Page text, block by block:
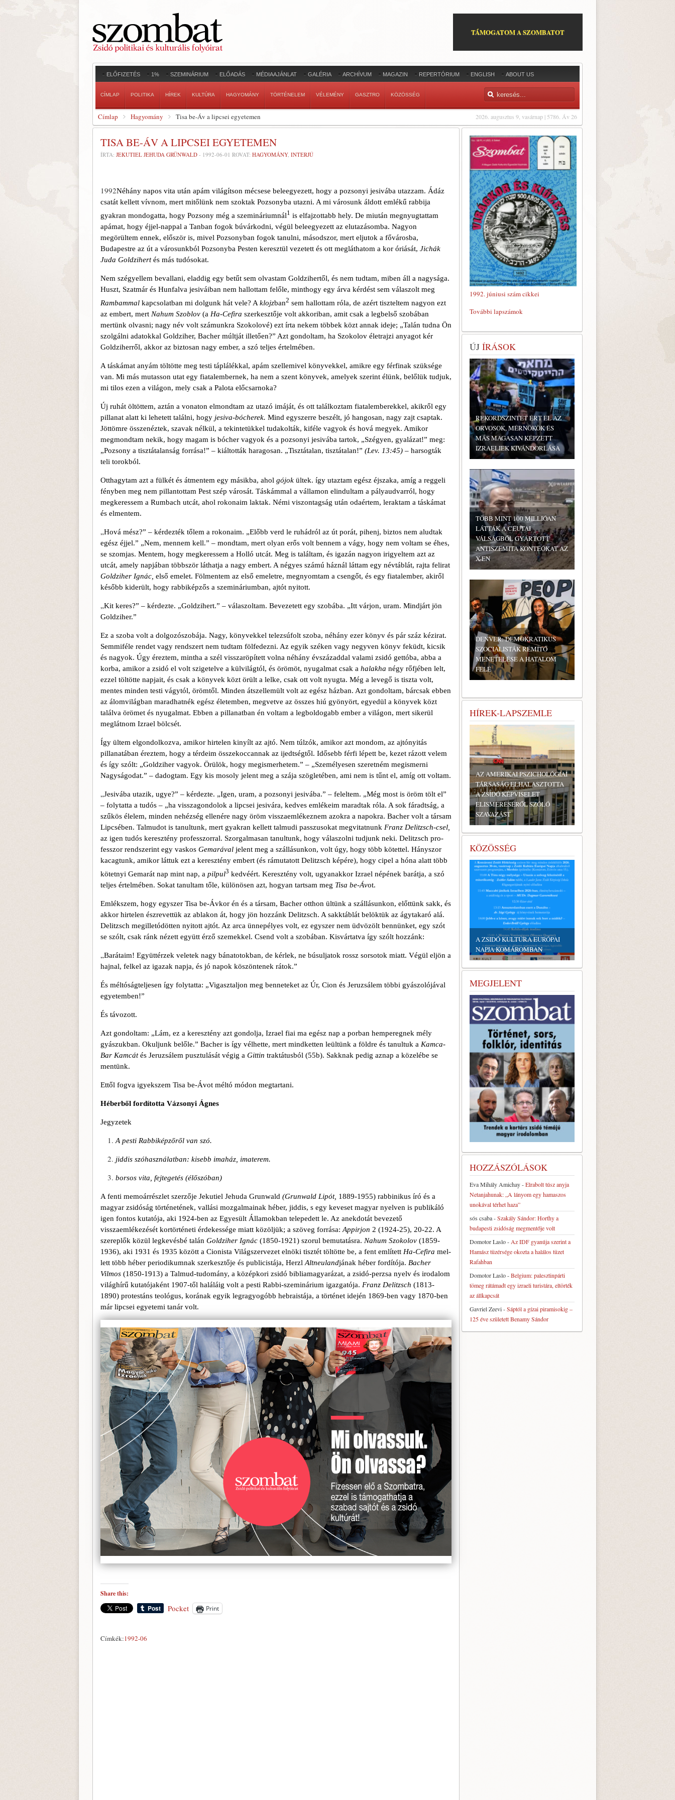
TÁMOGATOM A SZOMBATOT
ELŐFIZETÉS 1% SZEMINÁRIUM ELŐADÁS MÉDIAAJÁNLAT GALÉRIA ARCHÍVUM MAGAZIN REPERTÓRIUM ENGLISH ABOUT US
CÍMLAP POLITIKA HÍREK KULTÚRA HAGYOMÁNY TÖRTÉNELEM VÉLEMÉNY GASZTRO KÖZÖSSÉG
2026. augusztus 9, vasárnap | 5786. Áv 26
Címlap Hagyomány Tisa be-Áv a lipcsei egyetemen
TISA BE-ÁV A LIPCSEI EGYETEMEN
ÍRTA: JEKUTIEL JEHUDA GRÜNWALD - 1992-06-01 ROVAT: HAGYOMÁNY, INTERJÚ
1992Néhány napos vita után apám világítson mécsese belee­gyezett, hogy a pozsonyi jesivába utazzam. Ádáz
csatát kellett vívnom, mert mitőlünk nem szoktak Pozsonyba utazni. A mi városunk áldott emlékű rabbija
gyakran mondogatta, hogy Pozsony még a szemináriumnál1 is elfajzottabb hely. De miu­tán megnyugtattam
apámat, hogy éjjel-nappal a Tanban fogok búvárkodni, végül beleegyezett az elutazásomba. Nagyon
megörültem ennek, először is, mivel Pozsonyban fogok tanul­ni, másodszor, mert eljutok a fővárosba,
Budapestre az út a városunkból Pozsonyba Pesten keresztül vezetett és ott meg­láthatom a kor óriását, Jichák
Juda Goldzihertés más tudósokat.
Nem szégyellem bevallani, eladdig egy betűt sem olvas­tam Goldzihertől, és nem tudtam, miben áll a nagysága.
Huszt, Szatmár és Hunfalva jesiváiban nem hallottam felőle, minthogy egy árva kérdést sem válaszolt meg
Rambammal kapcsolatban mi dolgunk hát vele? A klojzban2 sem hallottam róla, de azért tiszteltem nagyon ezt
az embert, mert Nahum Szoblov (a Ha-Cefira szerkesztője volt akkoriban, amit csak a legbelső szobában
mertünk olvasni; nagy név volt számunkra Szokolové) ezt írta nekem többek közt annak ideje; „Talán tudna Ön
szolgálni adatokkal Goldziher, Bacher múltját illető­en?” Azt gondoltam, ha Szokolov életrajzi anyagot kér
Goldziherről, akkor az biztosan nagy ember, a szó teljes értelmében.
A táskámat anyám töltötte meg testi táplálékkal, apám szellemivel könyvekkel, amikre egy férfinak szüksége
van. Mi más mutasson utat egy fiatalembernek, ha nem a szent könyvek, amelyek szerint élünk, belőlük tudjuk,
mi tilos ezen a világon, mely csak a Palota előcsarnoka?
Új ruhát öltöttem, aztán a vonaton elmondtam az utazó imáját, és ott találkoztam fiatalemberekkel, akikről egy
pilla­nat alatt ki lehetett találni, hogy jesiva-bócherek. Mind egy­szerre beszélt, jó hangosan, nagy zajt csaptak.
Jöttömre összenéztek, szavak nélkül, a tekintetükkel tudakolták, kifé­le vagyok és hová megyek. Amikor
megmondtam nekik, hogy magam is bócher vagyok és a pozsonyi jesivába tartok, „Szégyen, gyalázat!” meg:
„Pozsony a tisztátalanság forrá­sa!” – kiáltották haragosan. „Tisztátalan, tisztátalan!” (Lev. 13:45) – harsogták
teli torokból.
Otthagytam azt a fülkét és átmentem egy másikba, ahol gójok ültek. így utaztam egész éjszaka, amíg a reggeli
fényben meg nem pillantottam Pest szép városát. Táskámmal a válla­mon elindultam a pályaudvarról, hogy
megkeressem a Rum­bach utcát, ahol rokonaim laktak. Némi viszontagság után odaértem, leraktam a táskámat
és elmentem.
„Hová mész?” – kérdezték tőlem a rokonaim. „Előbb verd le ruhádról az út porát, pihenj, biztos nem aludtak
egész éjjel.” „Nem, mennem kell.” – mondtam, mert olyan erős volt ben­nem a vágy, hogy nem voltam se éhes,
se szomjas. Mentem, hogy megkeressem a Holló utcát. Meg is találtam, és igazán nagyon irigyeltem azt az
utcát, amely napjában többször lát­hatja a nagy embert. A négyes számú háznál láttam egy név­táblát, rajta felirat
Goldziher Ignác, első emelet. Fölmentem az első emeletre, megnyomtam a csengőt, és egy fiatalember, akiről
később kiderült, hogy rabbiképzős a szemináriumban, ajtót nyitott.
„Kit keres?” – kérdezte. „Goldzihert.” – válaszoltam. Beve­zetett egy szobába. „Itt várjon, uram. Mindjárt jön
Goldziher.”
Ez a szoba volt a dolgozószobája. Nagy, könyvekkel tele­zsúfolt szoba, néhány ezer könyv és pár száz kézirat.
Semmi­féle rendet vagy rendszert nem tudtam fölfedezni. Az egyik széken vagy negyven könyv feküdt, kicsik
és nagyok. Úgy éreztem, mintha a szél visszaröpített volna néhány évszázad­dal valami zsidó gettóba, abba a
korba, amikor a zsidó el volt szigetelve a külvilágtól, és örömöt, nyugalmat csak a halakha négy rőfjében lelt,
ezzel töltötte napjait, és csak a könyvek közt örült a lelke, csak ott volt nyugta. Még a levegő is tiszta volt,
mentes minden testi vágytól, örömtől. Minden átszellemült volt az egész házban. Azt gondoltam, bárcsak ebben
az álom­világban maradhatnék egész életemben, megvetve az összes hiú gyönyört, egyedül a könyvek közt
találva örömet és nyu­galmat. Ebben a pillanatban én voltam a legboldogabb ember a világon, mert sikerül
meglátnom Izrael bölcsét.
Így ültem elgondolkozva, amikor hirtelen kinyílt az ajtó. Nem túlzók, amikor azt mondom, az ajtónyitás
pillanatában éreztem, hogy a térdeim összekoccannak az ijedtségtől. Idő­sebb férfi lépett be, kezet rázott velem
és így szólt: „Goldziher vagyok. Örülök, hogy megismerhetem.” – „Személyesen szeretném megismerni
Nagyságodat.” – dadogtam. Egy kis mo­soly jelent meg a szája szögletében, ami nem is tűnt el, amíg ott voltam.
„Jesivába utazik, ugye?” – kérdezte. „Igen, uram, a pozso­nyi jesivába.” – feleltem. „Még most is öröm tölt el”
– folytatta a tudós – „ha visszagondolok a lipcsei jesivára, kedves emlé­keim maradtak róla. A sok fáradtság, a
szűkös élelem, minden nehézség ellenére nagy öröm visszaemlékeznem azokra a napokra. Bacher volt a társam
Lipcsében. Talmudot is tanultunk, mert gyakran kellett talmudi passzusokat megvitatnunk Franz Delitzsch-csel,
az igen tudós keresztény professzorral. Szorgal­masan tanultunk, hogy válaszolni tudjunk neki. Delitzsch pro­
fesszor rendszerint egy vaskos Gemarával jelent meg a szállá­sunkon, volt úgy, hogy több kötettel. Hányszor
kacagtunk, amikor láttuk ezt a keresztény embert (és rámutatott Delitzsch képére), hogy cipel a hóna alatt több
kötetnyi Gemarát nap mint nap, a pilpul3 kedvéért. Keresztény volt, ugyanakkor Izra­el népének barátja, a szó
teljes értelmében. Sokat tanultam tőle, különösen azt, hogyan tartsam meg Tisa be-Ávot.
Emlékszem, hogy egyszer Tisa be-Ávkor én és a társam, Bacher otthon ültünk a szállásunkon, előttünk sakk, és
akkor hirtelen észrevettük az ablakon át, hogy jön hozzánk De­litzsch. A sakktáblát belöktük az ágytakaró alá.
Delitzsch megilletódötten nyitott ajtót. Az arca ünnepélyes volt, ez egyszer nem üdvözölt bennünket, egy szót
se szólt, csak ránk nézett együtt érző szemekkel. Csend volt a szobában. Kisvártatva így szólt hozzánk:
„Barátaim! Együttérzek veletek nagy bánatotokban, de kérlek, ne búsuljatok rossz sorsotok miatt. Végül eljön a
hajnal, felkel az igazak napja, és jó napok köszöntenek rátok.”
És méltóságteljesen így folytatta: „Vigasztaljon meg benne­teket az Úr, Cion és Jeruzsálem többi gyászolójával
egyetem­ben!”
És távozott.
Azt gondoltam: „Lám, ez a keresztény azt gondolja, Izrael fiai ma egész nap a porban hemperegnek mély
gyászukban. Okuljunk belőle.” Bacher is így vélhette, mert mindketten leül­tünk a földre és tanultuk a Kamca-
Bar Kamcátés Jeruzsálem pusztulását végig a Gittin traktátusból (55b). Sakknak pedig aznap a közelébe se
mentünk.
Ettől fogva igyekszem Tisa be-Ávot méltó módon megtar­tani.
Héberből fordította Vázsonyi Ágnes
Jegyzetek
A pesti Rabbiképzőről van szó.
jiddis szóhasználatban: kisebb imaház, imaterem.
borsos vita, fejtegetés (élőszóban)
A fenti memoárrészlet szerzője Jekutiel Jehuda Grunwald (Grun­wald Lipót, 1889-1955) rabbinikus író és a
magyar zsidóság történetének, vallási mozgalmainak héber, jiddis, s egy keveset magyar nyelven is publikáló
igen fontos kutatója, aki 1924-ben az Egyesült Államokban te­lepedett le. Az anekdotát bevezető
visszaemlékezését kortörténeti érde­kessége miatt közöljük; a szöveg forrása: Appirjon 2 (1924-25), 20-22. A
szereplők közül legkevésbé talán Goldziher Ignác (1850-1921) szorul bemutatásra. Nahum Szokolov (1859-
1936), aki 1931 és 1935 között a Cionis­ta Világszervezet elnöki tisztét töltötte be, a fent említett Ha-Cefira mel­
lett több héber periodikumnak szerkesztője és publicistája, Herzl Altneulandjának héber fordítója. Bacher
Vilmos (1850-1913) a Talmud-tudomány, a középkori zsidó bibliamagyarázat, a zsidó-perzsa nyelv és iro­dalom
világhírű kutatójaként 1907-től haláláig volt a pesti Rabbi-szemi­nárium igazgatója. Franz Delitzsch (1813-
1890) protestáns teológus, korá­nak egyik legragyogóbb hebraistája, a történet idején 1869-ben vagy 1870-ben
már lipcsei egyetemi tanár volt.
Share this:
Pocket Print
Címkék:1992-06
1992. júniusi szám cikkei
További lapszámok
ÚJ ÍRÁSOK
REKORDSZINTET ÉRT EL AZ
ORVOSOK, MÉRNÖKÖK ÉS
MÁS MAGASAN KÉPZETT
IZRAELIEK KIVÁNDORLÁSA
TÖBB MINT 100 MILLIÓAN
LÁTTÁK A CEUTAI
VÁLSÁGBÓL GYÁRTOTT
ANTISZEMITA KONTEÓKAT AZ
X-EN
DENVER: DEMOKRATIKUS
SZOCIALISTÁK RÉMÍTŐ
MENETELÉSE A HATALOM
FELÉ
HÍREK-LAPSZEMLE
AZ AMERIKAI PSZICHOLÓGIAI
TÁRSASÁG ELHALASZTOTTA
A ZSIDÓ KÉPVISELET
ELISMERÉSÉRŐL SZÓLÓ
SZAVAZÁST
KÖZÖSSÉG
EMLÉKTÁBLÁT ÁLLÍTOTTAK
A KÖRÖSTARCSÁRÓL
ELHURCOLT ZSIDÓSÁG
TISZTELETÉRE
MEGJELENT
HOZZÁSZÓLÁSOK
Eva Mihály Amichay-Elrabolt túsz anyja
Netanjahunak: „A lányom egy hamaszos
unokával térhet haza”
sós csaba-Szakály Sándor: Horthy a
budapesti zsidóság megmentője volt
Domotor Laslo- Az IDF gyanúja szerint a
Hamász tüzérsége okozta a halálos tüzet
Rafahban
Domotor Laslo-Belgium: palesztinpárti
tömeg rátámadt egy izraeli turistára, eltörték
az állkapcsát
Gavriel Zeevi-Sáptól a gízai piramisokig –
125 éve született Benamy Sándor